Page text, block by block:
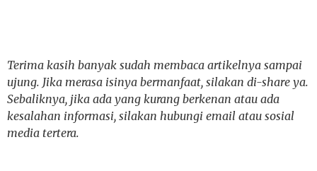
Terima kasih banyak sudah membaca artikelnya sampai
ujung. Jika merasa isinya bermanfaat, silakan di-share ya.
Sebaliknya, jika ada yang kurang berkenan atau ada
kesalahan informasi, silakan hubungi email atau sosial
media tertera.